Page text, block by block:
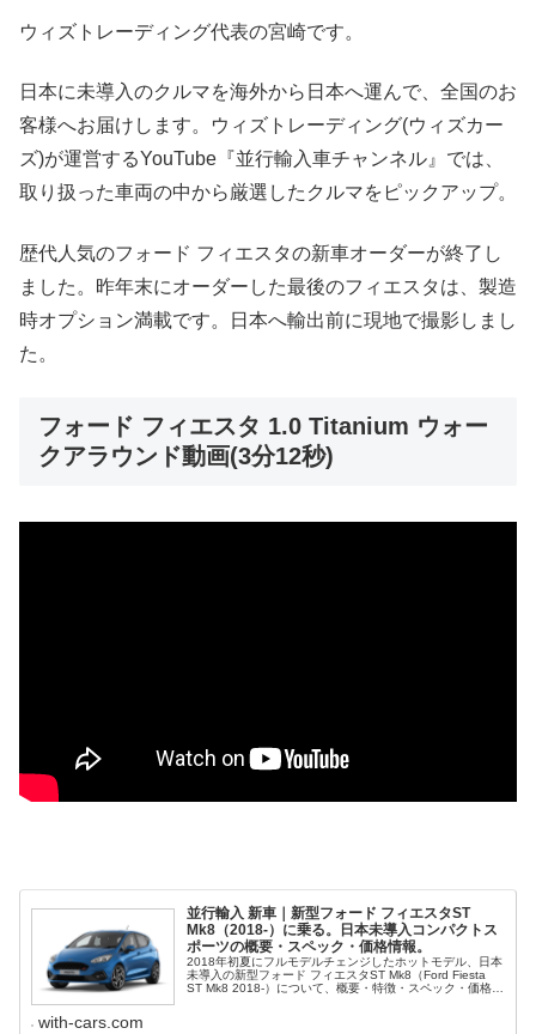
ウィズトレーディング代表の宮崎です。
日本に未導入のクルマを海外から日本へ運んで、全国のお
客様へお届けします。ウィズトレーディング(ウィズカー
ズ)が運営するYouTube『並行輸入車チャンネル』では、
取り扱った車両の中から厳選したクルマをピックアップ。
歴代人気のフォード フィエスタの新車オーダーが終了し
ました。昨年末にオーダーした最後のフィエスタは、製造
時オプション満載です。日本へ輸出前に現地で撮影しまし
た。
フォード フィエスタ 1.0 Titanium ウォー
クアラウンド動画(3分12秒)
並行輸入 新車｜新型フォード フィエスタST
Mk8（2018-）に乗る。日本未導入コンパクトス
ポーツの概要・スペック・価格情報。
2018年初夏にフルモデルチェンジしたホットモデル、日本
未導入の新型フォード フィエスタST Mk8（Ford Fiesta
ST Mk8 2018-）について、概要・特徴・スペック・価格
with-cars.com